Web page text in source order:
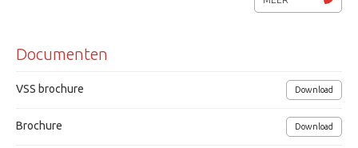
Documenten
VSS brochure Download
Brochure Download